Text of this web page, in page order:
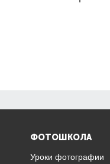
ФОТОШКОЛА
Уроки фотографии